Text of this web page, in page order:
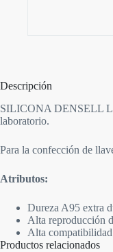
Descripción
SILICONA DENSELL
laboratorio.
Para la confección de
Atributos:
Dureza A95 extra
Alta reproducción
Alta
Productos relacionados